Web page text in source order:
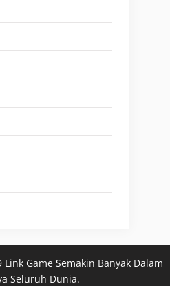
Game Semakin Banyak Dalam
Seluruh Dunia.